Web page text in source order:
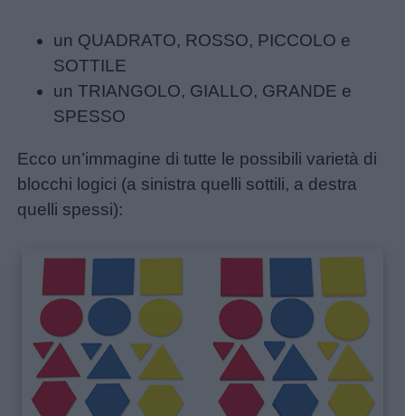
Filastrocche
Giochi
Nomi
maschili
Nomi
femminili
Frasi
e
aforismi
un QUADRATO, ROSSO, PICCOLO e
SOTTILE
un TRIANGOLO, GIALLO, GRANDE e
SPESSO
Ecco un’immagine di tutte le possibili varietà di
blocchi logici (a sinistra quelli sottili, a destra
quelli spessi):